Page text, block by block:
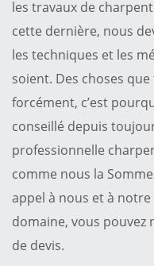
les travaux de
cette dernière, nous
les techniques et les
soient. Des choses
forcément, c’est
conseillé depuis
professionnelle
comme nous la
appel à nous et à notre
domaine, vous pouvez
de devis.